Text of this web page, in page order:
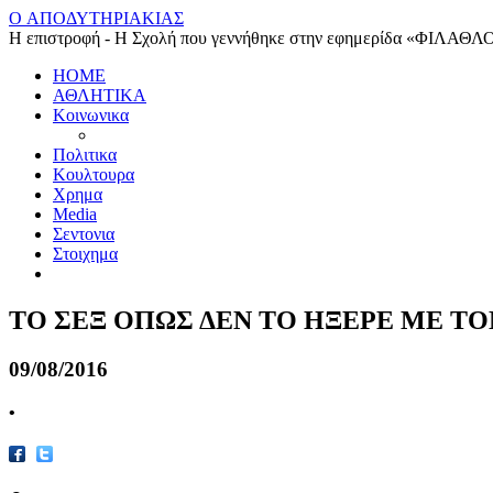
O ΑΠΟΔΥΤΗΡΙΑΚΙΑΣ
Η επιστροφή - Η Σχολή που γεννήθηκε στην εφημερίδα
HOME
ΑΘΛΗΤΙΚΑ
Κοινωνικα
Πολιτικα
Κουλτουρα
Χρημα
Media
Σεντονια
Στοιχημα
ΤΟ ΣΕΞ ΟΠΩΣ ΔΕΝ ΤΟ ΗΞΕΡΕ ΜΕ
09/08/2016
•